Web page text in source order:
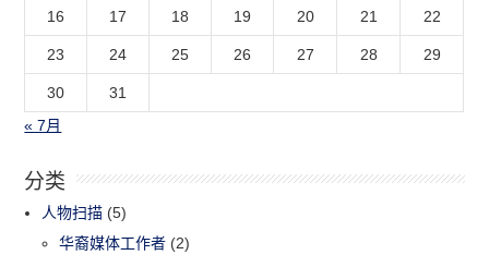
16 17 18 19 20 21 22
23 24 25 26 27 28 29
30
31
« 7月
分类
人物扫描 (5)
华裔媒体工作者 (2)